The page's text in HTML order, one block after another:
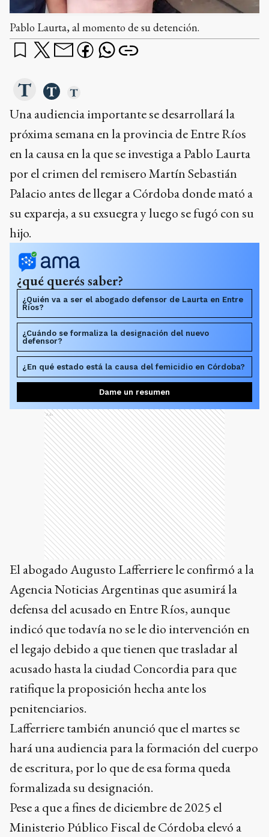
Pablo Laurta, al momento de su detención.
Una audiencia importante se desarrollará la
próxima semana en la provincia de Entre Ríos
en la causa en la que se investiga a Pablo Laurta
por el crimen del remisero Martín Sebastián
Palacio antes de llegar a Córdoba donde mató a
su expareja, a su exsuegra y luego se fugó con su
hijo.
¿qué querés saber?
¿Quién va a ser el abogado defensor de Laurta en Entre
Ríos?
¿Cuándo se formaliza la designación del nuevo
defensor?
¿En qué estado está la causa del femicidio en Córdoba?
Dame un resumen
Ads
El abogado Augusto Lafferriere le confirmó a la
Agencia Noticias Argentinas que asumirá la
defensa del acusado en Entre Ríos, aunque
indicó que todavía no se le dio intervención en
el legajo debido a que tienen que trasladar al
acusado hasta la ciudad Concordia para que
ratifique la proposición hecha ante los
penitenciarios.
Lafferriere también anunció que el martes se
hará una audiencia para la formación del cuerpo
de escritura, por lo que de esa forma queda
formalizada su designación.
Pese a que a fines de diciembre de 2025 el
Ministerio Público Fiscal de Córdoba elevó a